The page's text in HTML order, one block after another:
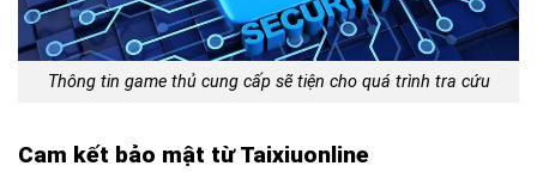
Thông tin game thủ cung cấp sẽ tiện cho quá trình tra cứu
Cam kết bảo mật từ Taixiuonline